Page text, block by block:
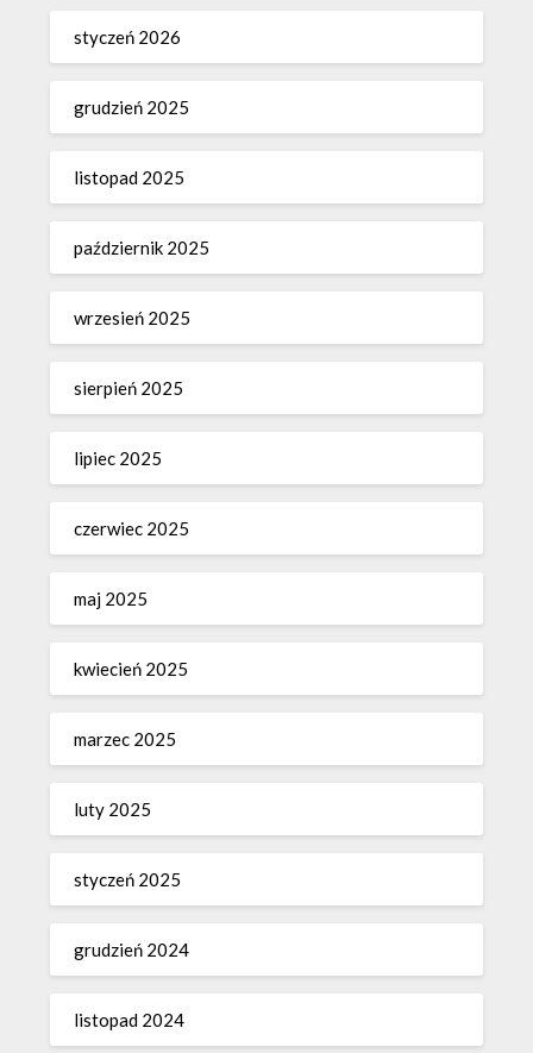
styczeń 2026
grudzień 2025
listopad 2025
październik 2025
wrzesień 2025
sierpień 2025
lipiec 2025
czerwiec 2025
maj 2025
kwiecień 2025
marzec 2025
luty 2025
styczeń 2025
grudzień 2024
listopad 2024